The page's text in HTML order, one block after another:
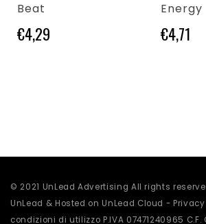
Beat
€4,29
Energy
€4,71
© 2021 UnLead Advertising All rights
UnLead & Hosted on UnLead Cloud -
condizioni di utilizzo P.IVA 07471240965 C.F.